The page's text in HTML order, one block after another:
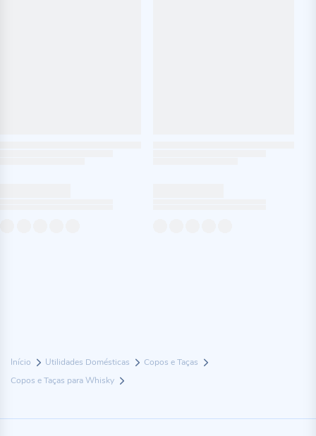
Início Utilidades Domésticas
Copos e Taças
Copos e Taças para Whisky